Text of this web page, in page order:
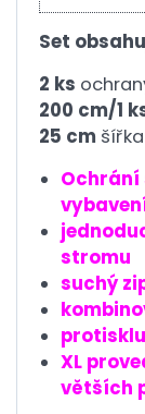
Set
2 ks
200 cm/1
25 cm šířka
Ochrání
stromu
suchý
XL
větších